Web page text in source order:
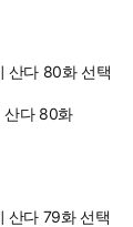
산다 80화 선택
산다 80화
산다 79화 선택